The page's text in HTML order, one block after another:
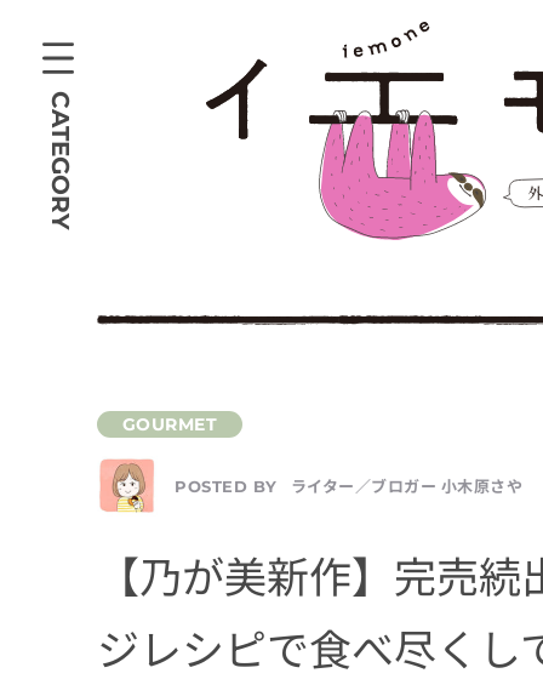
CATEGORY
POSTED BY ライター／ブロガー 小木原さや
【乃が美新作】完売
ジレシピで食べ尽くし